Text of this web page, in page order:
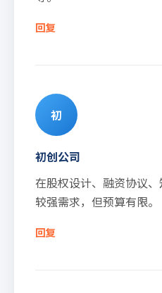
回复
初
初创公司
在股权设计、融资协议
较强需求，但预算有限。
回复